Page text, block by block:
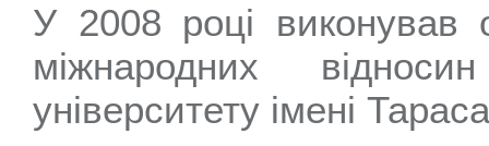
У 2008 році виконував
міжнародних
університету імені